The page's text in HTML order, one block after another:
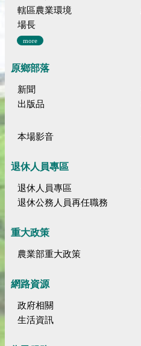
轄區農業環境
場長
more
原鄉部落
新聞
出版品
本場影音
退休人員專區
退休人員專區
退休公務人員再任職務
重大政策
農業部重大政策
網路資源
政府相關
生活資訊